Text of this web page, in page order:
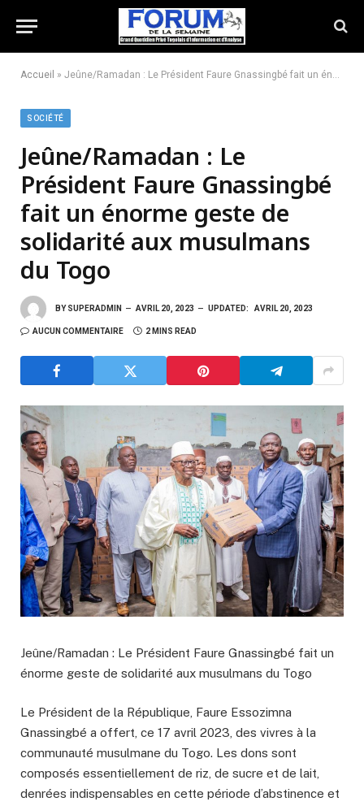
Accueil » Jeûne/Ramadan : Le Président Faure Gnassingbé fait un énorme geste de solidarité aux musulmans du Togo
SOCIÉTÉ
Jeûne/Ramadan : Le
Président Faure Gnassingbé
fait un énorme geste de
solidarité aux musulmans
du Togo
BY SUPERADMIN AVRIL 20, 2023 UPDATED: AVRIL 20, 2023
AUCUN COMMENTAIRE 2 MINS READ
Jeûne/Ramadan : Le Président Faure Gnassingbé fait un
énorme geste de solidarité aux musulmans du Togo
Le Président de la République, Faure Essozimna
Gnassingbé a offert, ce 17 avril 2023, des vivres à la
communauté musulmane du Togo. Les dons sont
composés essentiellement de riz, de sucre et de lait,
denrées indispensables en cette période d’abstinence et